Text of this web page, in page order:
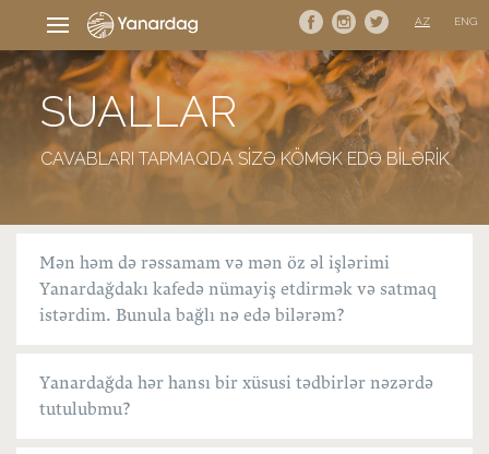
AZ ENG
SUALLAR
CAVABLARI TAPMAQDA SİZƏ KÖMƏK EDƏ BİLƏRİK
Mən həm də rəssamam və mən öz əl işlərimi
Yanardağdakı kafedə nümayiş etdirmək və satmaq
istərdim. Bunula bağlı nə edə bilərəm?
Yanardağda hər hansı bir xüsusi tədbirlər nəzərdə
tutulubmu?